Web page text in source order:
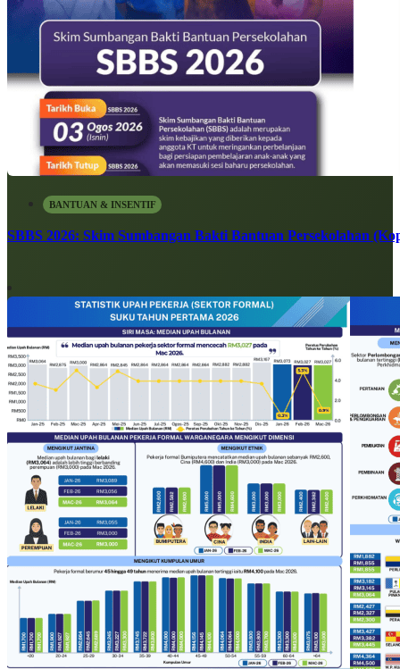
BANTUAN & INSENTIF
SBBS 2026: Skim Sumbangan Bakti Bantuan Persekolahan